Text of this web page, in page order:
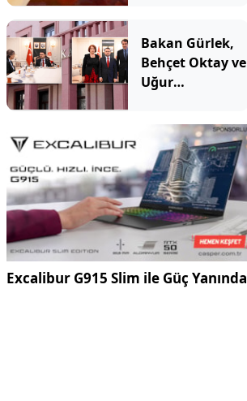
Bakan Gürlek,
Behçet Oktay ve
Uğur
ailelerini dinledi
Excalibur G915 Slim ile Güç Yanında